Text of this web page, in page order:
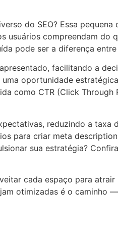
do SEO? Essa
usuários compreendam do
pode ser a diferença
facilitando a
oportunidade
como CTR (Click
reduzindo a taxa
para criar meta
sua estratégia?
cada espaço para
otimizadas é o caminho